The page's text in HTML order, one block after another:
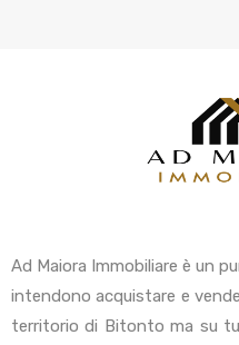
Ad Maiora Immobiliare è un
intendono acquistare e
territorio di Bitonto ma su